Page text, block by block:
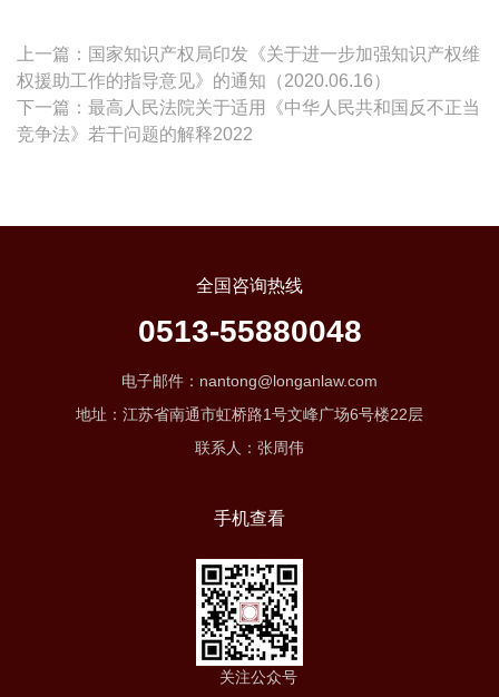
上一篇：国家知识产权局印发《关于进一步加强知识产权维
权援助工作的指导意见》的通知（2020.06.16）
下一篇：最高人民法院关于适用《中华人民共和国反不正当
竞争法》若干问题的解释2022
全国咨询热线
0513-55880048
电子邮件：nantong@longanlaw.com
地址：江苏省南通市虹桥路1号文峰广场6号楼22层
联系人：张周伟
手机查看
关注公众号